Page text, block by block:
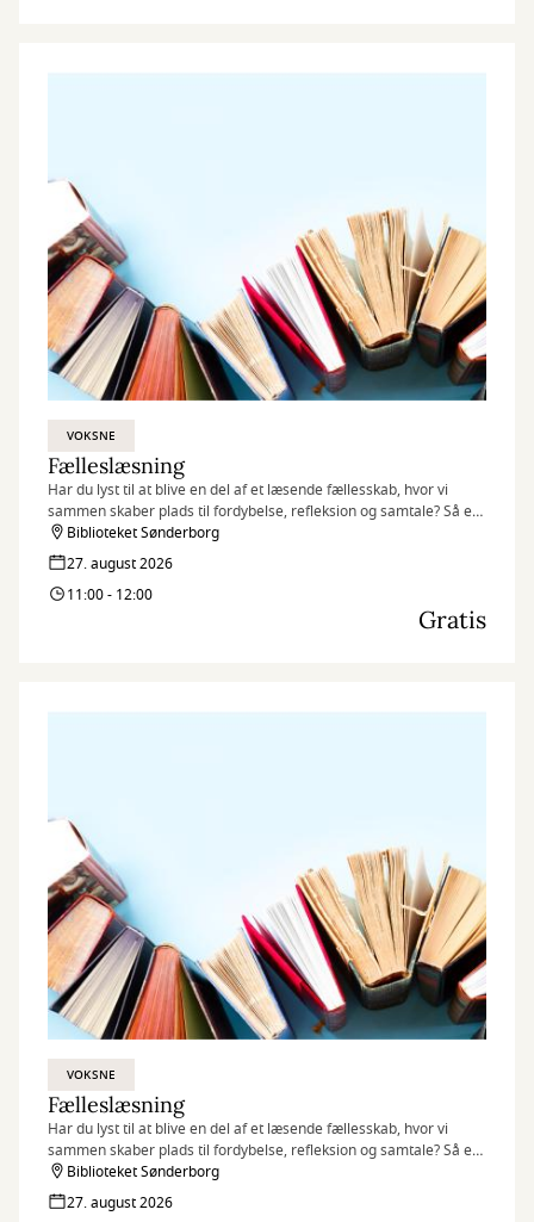
VOKSNE
Fælleslæsning
Har du lyst til at blive en del af et læsende fællesskab, hvor vi
sammen skaber plads til fordybelse, refleksion og samtale? Så er
fælleslæsning lige noget for dig.
Biblioteket Sønderborg
27. august 2026
11:00 - 12:00
Gratis
VOKSNE
Fælleslæsning
Har du lyst til at blive en del af et læsende fællesskab, hvor vi
sammen skaber plads til fordybelse, refleksion og samtale? Så er
fælleslæsning lige noget for dig.
Biblioteket Sønderborg
27. august 2026